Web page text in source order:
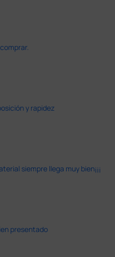
y rapidez
siempre llega muy bien¡¡¡
presentado